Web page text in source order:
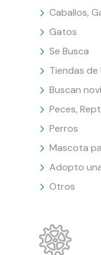
Caballos,
Gatos
Se Busca
Tiendas
Buscan
Peces,
Perros
Mascota
Adopto
Otros